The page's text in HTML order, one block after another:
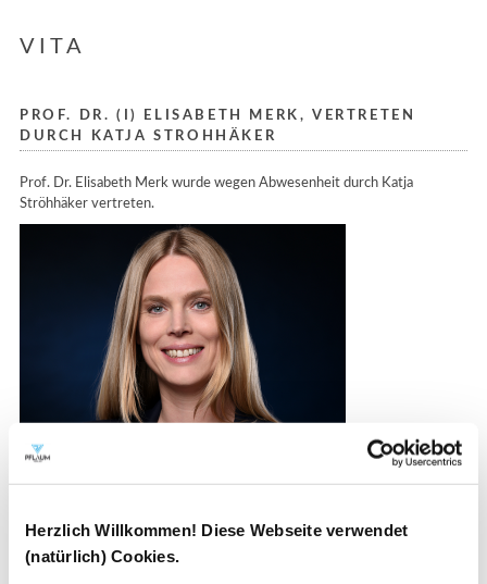
Herzlich Willkommen! Diese Webseite verwendet
(natürlich) Cookies.
VITA
PROF. DR. (I) ELISABETH MERK, VERTRETEN
DURCH KATJA STROHHÄKER
Prof. Dr. Elisabeth Merk wurde wegen Abwesenheit durch Katja
Ströhhäker vertreten.
Sie ist Stadtplanerin und seit 2002 am Referat für Stadtplanung und
Architektur-Studiums mit Schwerpunkt Stadtplanung an der Universität